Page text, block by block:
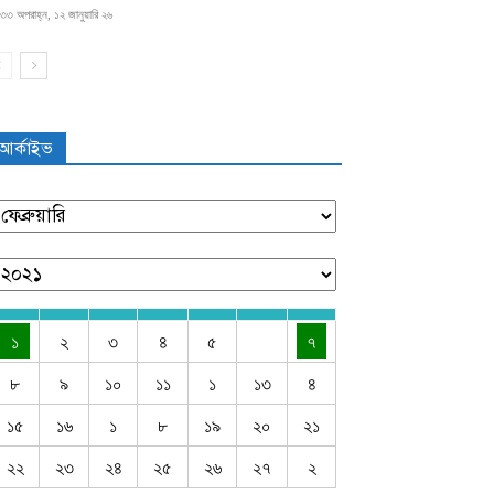
অপরাহ্ন, ১২ জানুয়ারি ২৬
১ ২ ৩ ৪ ৫
৭
৮
৯ ১০ ১১ ১ ১৩
৪
১৫
১৬ ১ ৮ ১৯ ২০
২১
২২
২৩ ২৪ ২৫ ২৬ ২৭ ২